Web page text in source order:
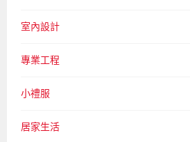
室內設計
專業工程
小禮服
居家生活